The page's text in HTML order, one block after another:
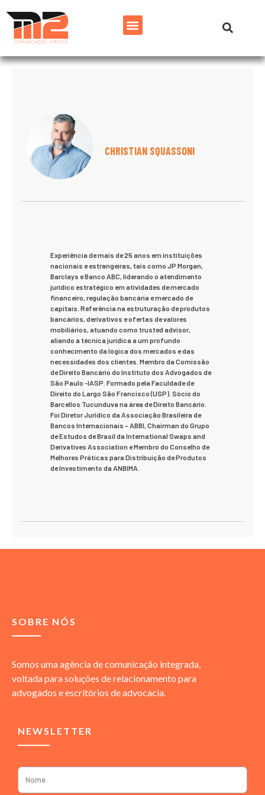
CHRISTIAN SQUASSONI
Experiência de mais de 25 anos em instituições
nacionais e estrangeiras, tais como JP Morgan,
Barclays e Banco ABC, liderando o atendimento
jurídico estratégico em atividades de mercado
financeiro, regulação bancária e mercado de
capitais. Referência na estruturação de produtos
bancários, derivativos e ofertas de valores
mobiliários, atuando como trusted advisor,
aliando a técnica jurídica a um profundo
conhecimento da lógica dos mercados e das
necessidades dos clientes. Membro da Comissão
de Direito Bancário do Instituto dos Advogados de
São Paulo -IASP. Formado pela Faculdade de
Direito do Largo São Francisco (USP). Sócio do
Barcellos Tucunduva na área de Direito Bancário.
Foi Diretor Jurídico da Associação Brasileira de
Bancos Internacionais – ABBI, Chairman do Grupo
de Estudos de Brasil da International Swaps and
Derivatives Association e Membro do Conselho de
Melhores Práticas para Distribuição de Produtos
de Investimento da ANBIMA.
SOBRE NÓS
Somos uma agência de comunicação integrada,
voltada para soluções de relacionamento para
advogados e escritórios de advocacia.
NEWSLETTER